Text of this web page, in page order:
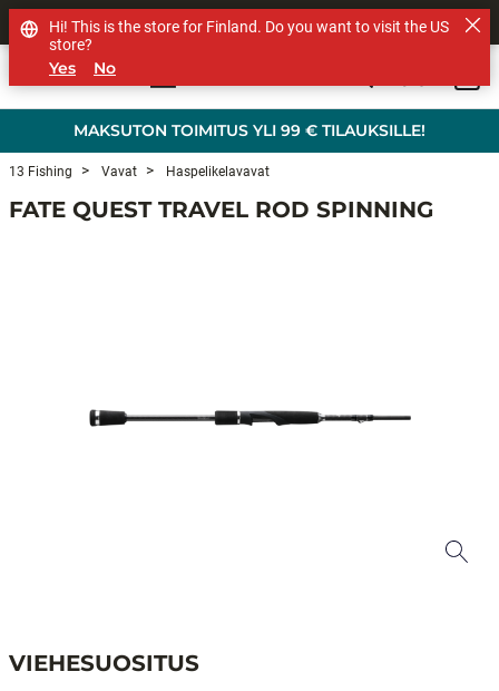
MAKSUTON TOIMITUS YLI 99 € TILAUKSILLE!
MUUT TUOTEMERKIT
13 Fishing Vavat Haspelikelavavat
FATE QUEST TRAVEL ROD SPINNING
VIEHESUOSITUS
Hi! This is the store for Finland. Do you want to visit the US
store?
Yes No